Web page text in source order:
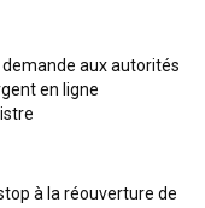
aux autorités
en ligne
à la réouverture de